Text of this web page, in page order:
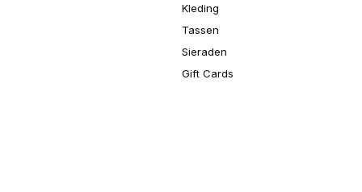
Kleding
Tassen
Sieraden
Gift Cards